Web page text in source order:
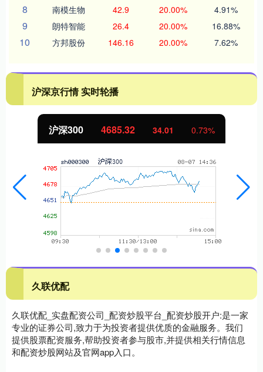
8 南模生物 42.9 20.00% 4.91%
9 朗特智能 26.4 20.00% 16.88%
10 方邦股份 146.16 20.00% 7.62%
沪深京行情 实时轮播
沪深300 4685.32 34.01 0.73%
久联优配
久联优配_实盘配资公司_配资炒股平台_配资炒股开户:是一家
专业的证券公司,致力于为投资者提供优质的金融服务。我们
提供股票配资服务,帮助投资者参与股市,并提供相关行情信息
和配资炒股网站及官网app入口。